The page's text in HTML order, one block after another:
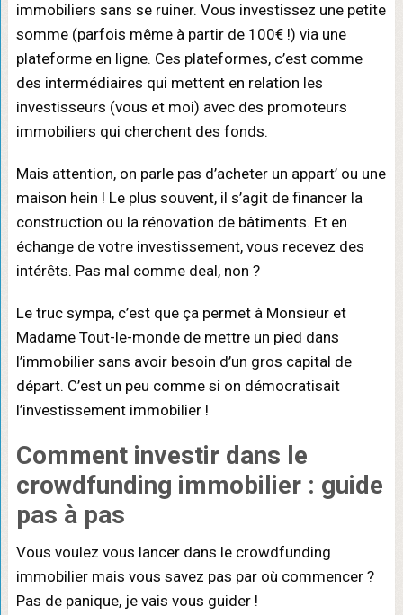
immobiliers sans se ruiner. Vous investissez une petite
somme (parfois même à partir de 100€ !) via une
plateforme en ligne. Ces plateformes, c’est comme
des intermédiaires qui mettent en relation les
investisseurs (vous et moi) avec des promoteurs
immobiliers qui cherchent des fonds.
Mais attention, on parle pas d’acheter un appart’ ou une
maison hein ! Le plus souvent, il s’agit de financer la
construction ou la rénovation de bâtiments. Et en
échange de votre investissement, vous recevez des
intérêts. Pas mal comme deal, non ?
Le truc sympa, c’est que ça permet à Monsieur et
Madame Tout-le-monde de mettre un pied dans
l’immobilier sans avoir besoin d’un gros capital de
départ. C’est un peu comme si on démocratisait
l’investissement immobilier !
Comment investir dans le
crowdfunding immobilier : guide
pas à pas
Vous voulez vous lancer dans le crowdfunding
immobilier mais vous savez pas par où commencer ?
Pas de panique, je vais vous guider !